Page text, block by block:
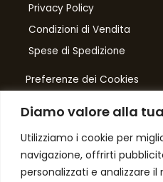
Diamo valore alla
Utilizziamo i cookie per
navigazione, offrirti
personalizzati e analizzare
Privacy Policy
Condizioni di Vendita
Spese di Spedizione
Preferenze dei Cookies
Number One
di Domenico Toccacieli
Via G. Mazzini 5/C
61033 FERMIGNANO PU